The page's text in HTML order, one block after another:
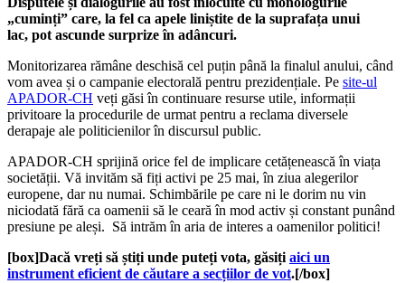
„cuminți” care, la fel ca apele liniștite de la suprafața unui
lac, pot ascunde surprize în adâncuri.
Monitorizarea rămâne deschisă cel puțin până la finalul anului, când
vom avea și o campanie electorală pentru prezidențiale. Pe site-ul
APADOR-CH veți găsi în continuare resurse utile, informații
privitoare la procedurile de urmat pentru a reclama diversele
derapaje ale politicienilor în discursul public.
APADOR-CH sprijină orice fel de implicare cetățenească în viața
societății. Vă invităm să fiți activi pe 25 mai, în ziua alegerilor
europene, dar nu numai. Schimbările pe care ni le dorim nu vin
niciodată fără ca oamenii să le ceară în mod activ și constant punând
presiune pe aleși. Să intrăm în aria de interes a oamenilor politici!
[box]Dacă vreți să știți unde puteți vota, găsiți aici un
instrument eficient de căutare a secțiilor de vot.[/box]